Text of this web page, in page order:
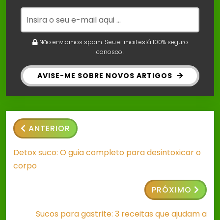
Não enviamos spam. Seu e-mail está 100% seguro
conosco!
AVISE-ME SOBRE NOVOS ARTIGOS
ANTERIOR
Detox suco: O guia completo para desintoxicar o
corpo
PRÓXIMO
Sucos para gastrite: 3 receitas que ajudam a